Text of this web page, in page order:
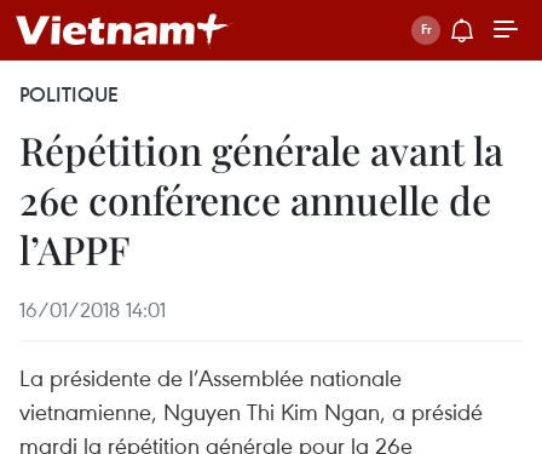
POLITIQUE
Répétition générale avant la
26e conférence annuelle de
l’APPF
16/01/2018 14:01
La présidente de l’Assemblée nationale
vietnamienne, Nguyen Thi Kim Ngan, a présidé
mardi la répétition générale pour la 26e